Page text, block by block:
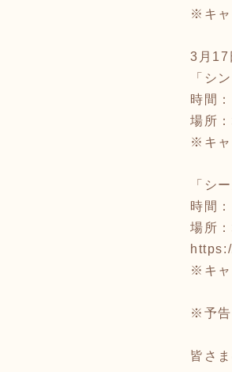
※キャ
3月17
「シ
時間
場所
※キャ
「シ
時間
場所
※キャ
※予告
皆さ